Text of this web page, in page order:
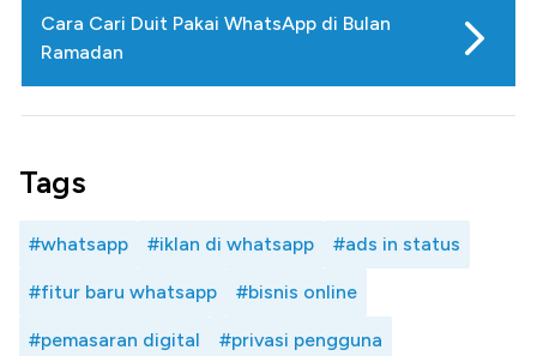
Cara Cari Duit Pakai WhatsApp di Bulan
Ramadan
Tags
#whatsapp #iklan di whatsapp #ads in status
#fitur baru whatsapp #bisnis online
#pemasaran digital #privasi pengguna